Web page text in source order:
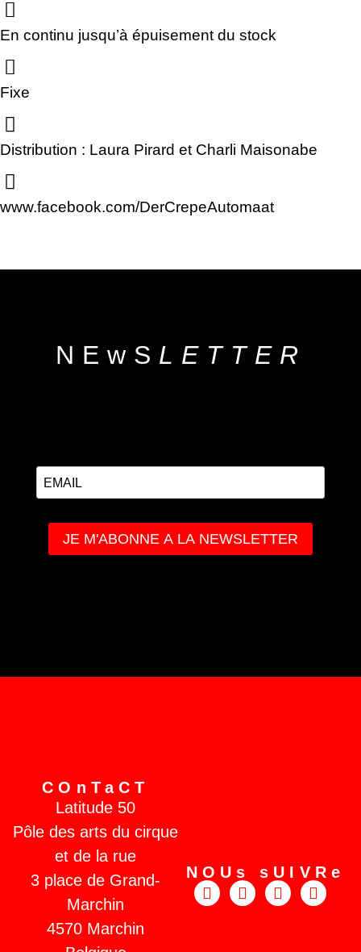
En continu jusqu’à épuisement du stock
Fixe
Distribution : Laura Pirard et Charli Maisonabe
www.facebook.com/DerCrepeAutomaat
NEwS LETTER
COnTaCT
Latitude 50
Pôle des arts du cirque
et de la rue
3 place de Grand-
Marchin
4570 Marchin
NOUs sUIVRe